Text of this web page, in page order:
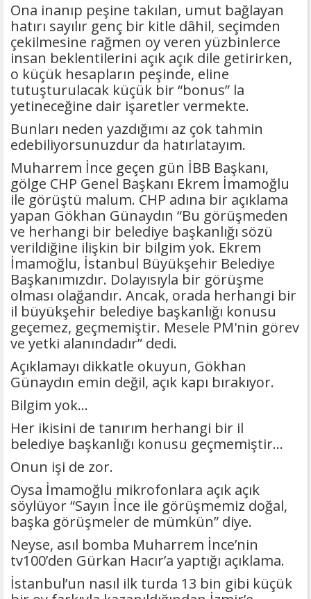
Ona inanıp peşine takılan, umut bağlayan
hatırı sayılır genç bir kitle dâhil, seçimden
çekilmesine rağmen oy veren yüzbinlerce
insan beklentilerini açık açık dile getirirken,
o küçük hesapların peşinde, eline
tutuşturulacak küçük bir “bonus” la
yetineceğine dair işaretler vermekte.
Bunları neden yazdığımı az çok tahmin
edebiliyorsunuzdur da hatırlatayım.
Muharrem İnce geçen gün İBB Başkanı,
gölge CHP Genel Başkanı Ekrem İmamoğlu
ile görüştü malum. CHP adına bir açıklama
yapan Gökhan Günaydın “Bu görüşmeden
ve herhangi bir belediye başkanlığı sözü
verildiğine ilişkin bir bilgim yok. Ekrem
İmamoğlu, İstanbul Büyükşehir Belediye
Başkanımızdır. Dolayısıyla bir görüşme
olması olağandır. Ancak, orada herhangi bir
il büyükşehir belediye başkanlığı konusu
geçemez, geçmemiştir. Mesele PM'nin görev
ve yetki alanındadır” dedi.
Açıklamayı dikkatle okuyun, Gökhan
Günaydın emin değil, açık kapı bırakıyor.
Bilgim yok…
Her ikisini de tanırım herhangi bir il
belediye başkanlığı konusu geçmemiştir…
Onun işi de zor.
Oysa İmamoğlu mikrofonlara açık açık
söylüyor “Sayın İnce ile görüşmemiz doğal,
başka görüşmeler de mümkün” diye.
Neyse, asıl bomba Muharrem İnce’nin
tv100’den Gürkan Hacır’a yaptığı açıklama.
İstanbul’un nasıl ilk turda 13 bin gibi küçük